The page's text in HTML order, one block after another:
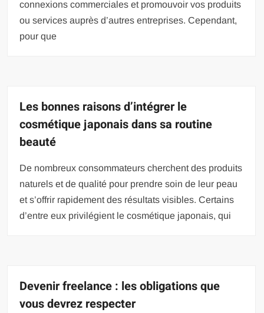
connexions commerciales et promouvoir vos produits
ou services auprès d’autres entreprises. Cependant,
pour que
Les bonnes raisons d’intégrer le
cosmétique japonais dans sa routine
beauté
De nombreux consommateurs cherchent des produits
naturels et de qualité pour prendre soin de leur peau
et s’offrir rapidement des résultats visibles. Certains
d’entre eux privilégient le cosmétique japonais, qui
Devenir freelance : les obligations que
vous devrez respecter